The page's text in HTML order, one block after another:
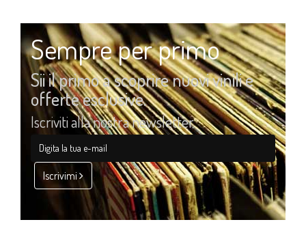
Sempre per primo
Sii il primo a scoprire nuovi vinili e
offerte esclusive.
Iscriviti alla nostra newsletter
Iscrivimi